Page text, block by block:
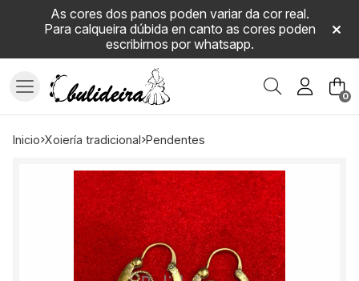
As cores dos panos poden variar da cor real.
Para calqueira dúbida en canto as cores poden
escribirnos por whatsapp.
Buscar 0
inicio xoiería tradicional pendentes